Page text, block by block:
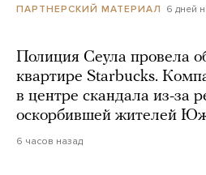
ПАРТНЕРСКИЙ МАТЕРИАЛ 6 дней
Полиция Сеула провела
квартире Starbucks.
в центре скандала из-за
оскорбившей жителей
6 часов назад